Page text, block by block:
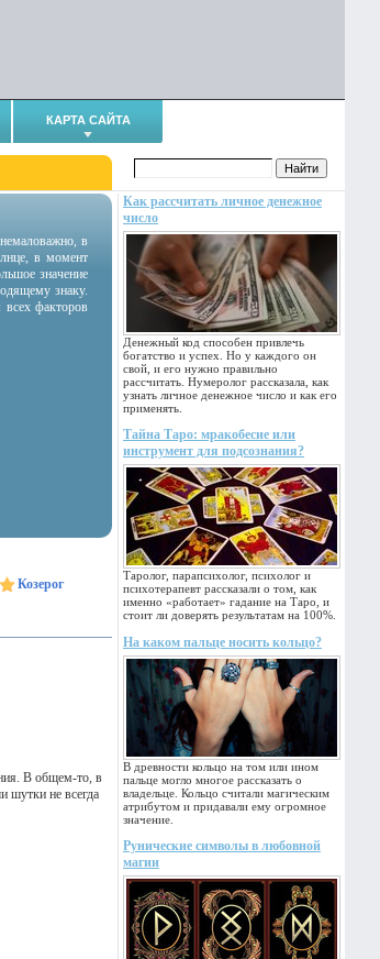
КАРТА САЙТА
Как рассчитать личное денежное
число
Денежный код способен привлечь
богатство и успех. Но у каждого он
свой, и его нужно правильно
рассчитать. Нумеролог рассказала, как
узнать личное денежное число и как его
применять.
Тайна Таро: мракобесие или
инструмент для подсознания?
Таролог, парапсихолог, психолог и
психотерапевт рассказали о том, как
именно «работает» гадание на Таро, и
стоит ли доверять результатам на 100%.
На каком пальце носить кольцо?
В древности кольцо на том или ином
пальце могло многое рассказать о
владельце. Кольцо считали магическим
атрибутом и придавали ему огромное
значение.
Рунические символы в любовной
магии
немаловажно, в
в момент
значение
знаку.
всех факторов
Козерог
В общем-то, в
шутки не всегда